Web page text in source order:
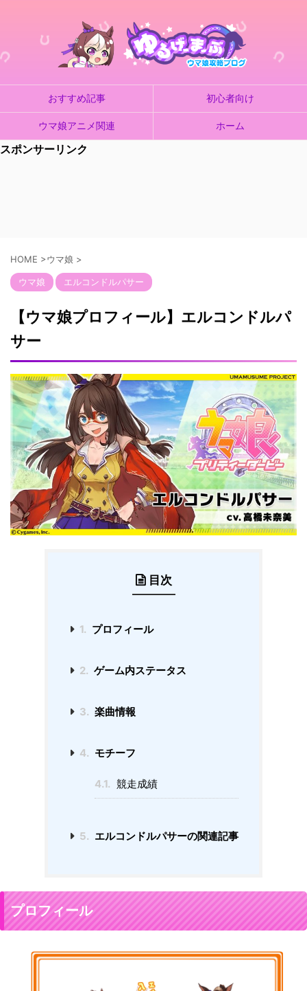
おすすめ記事 初心者向け
ウマ娘アニメ関連 ホーム
スポンサーリンク
HOME >ウマ娘 >
ウマ娘 エルコンドルパサー
【ウマ娘プロフィール】エルコンドルパ
サー
目次
1. プロフィール
2. ゲーム内ステータス
3. 楽曲情報
4. モチーフ
4.1. 競走成績
5. エルコンドルパサーの関連記事
プロフィール